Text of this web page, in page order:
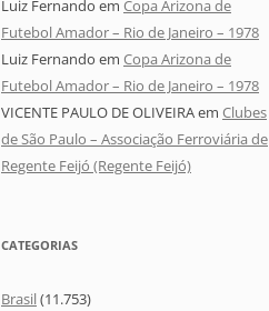
Luiz Fernando em Copa Arizona de
Futebol Amador – Rio de Janeiro – 1978
Luiz Fernando em Copa Arizona de
Futebol Amador – Rio de Janeiro – 1978
VICENTE PAULO DE OLIVEIRAem Clubes
de São Paulo – Associação Ferroviária de
Regente Feijó (Regente Feijó)
CATEGORIAS
Brasil(11.753)